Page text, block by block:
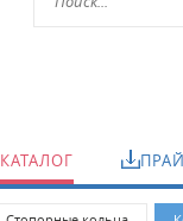
КАТАЛОГ